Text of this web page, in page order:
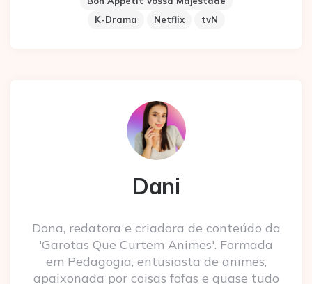
K-Drama
Netflix tvN
Dani
Dona, redatora e criadora de conteúdo da
'Garotas Que Curtem Animes'. Formada
em Pedagogia, entusiasta de animes,
apaixonada por coisas fofas e quase tudo